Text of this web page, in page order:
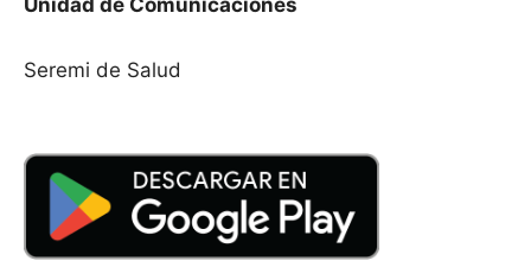
Unidad de Comunicaciones
Seremi de Salud